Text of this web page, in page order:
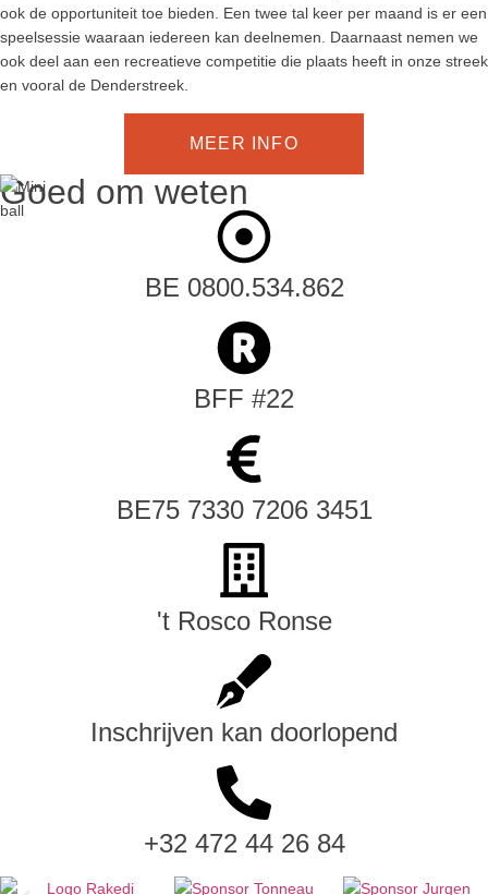
ook de opportuniteit toe bieden. Een twee tal keer per maand is er een
speelsessie waaraan iedereen kan deelnemen. Daarnaast nemen we
ook deel aan een recreatieve competitie die plaats heeft in onze streek
en vooral de Denderstreek.
MEER INFO
Goed om weten
BE 0800.534.862
BFF #22
BE75 7330 7206 3451
't Rosco Ronse
Inschrijven kan doorlopend
+32 472 44 26 84